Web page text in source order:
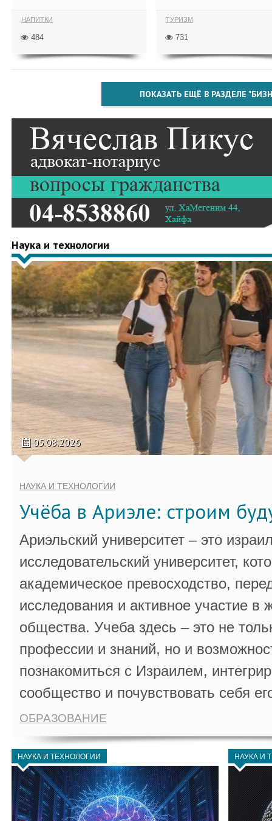
НАПИТКИ
484
ТУРИЗМ
731
ПОКАЗАТЬ ЕЩЁ В РАЗДЕЛЕ
Наука и технологии
05.08.2026
НАУКА И ТЕХНОЛОГИИ
Учёба в Ариэле: строим
Ариэльский университет – это
исследовательский университет,
академическое превосходство,
исследования и активное участие в
общества. Учеба здесь – это не
профессии и знаний, но и
познакомиться с Израилем,
сообщество и почувствовать себя
ОБРАЗОВАНИЕ
НАУКА И ТЕХНОЛОГИИ НАУКА И